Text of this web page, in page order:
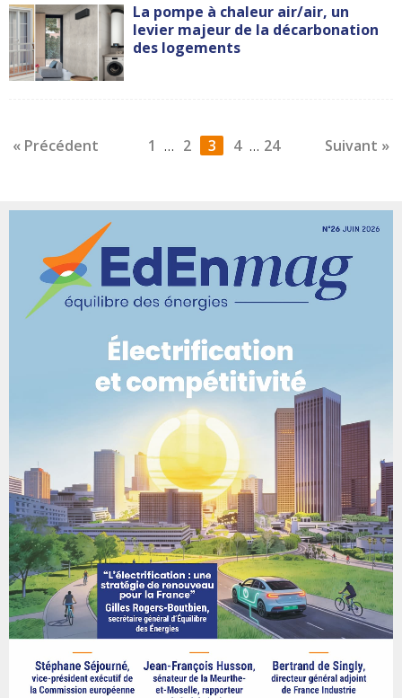
La pompe à chaleur air/air, un
levier majeur de la décarbonation
des logements
1
« Précédent … 2 3 4 … Suivant »
24